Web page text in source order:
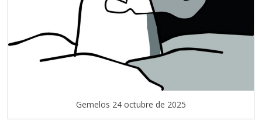
Gemelos 24 octubre de 2025